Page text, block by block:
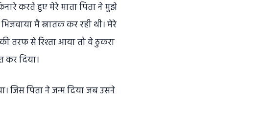
करते हुए मेरे माता पिता ने मुझे
मैं स्नातक कर रही थी। मेरे
तरफ से रिश्ता आया तो वे ठुकरा
कर दिया।
जिस पिता ने जन्म दिया जब उसने